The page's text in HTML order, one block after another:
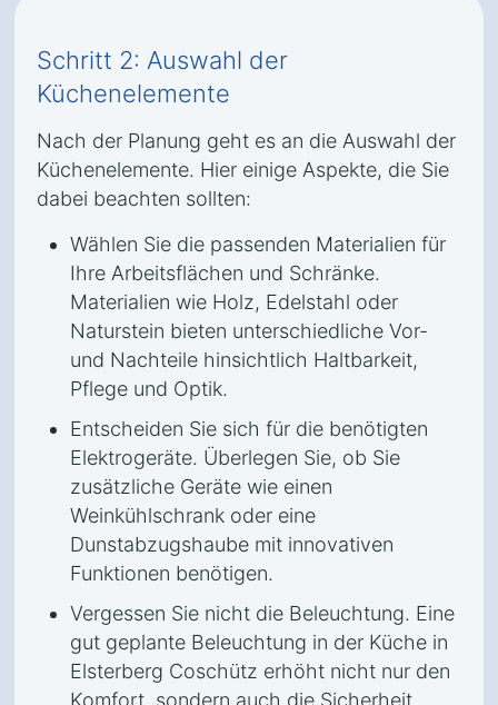
Schritt 2: Auswahl der
Küchenelemente
Nach der Planung geht es an die Auswahl der
Küchenelemente. Hier einige Aspekte, die Sie
dabei beachten sollten:
Wählen Sie die passenden Materialien für
Ihre Arbeitsflächen und Schränke.
Materialien wie Holz, Edelstahl oder
Naturstein bieten unterschiedliche Vor-
und Nachteile hinsichtlich Haltbarkeit,
Pflege und Optik.
Entscheiden Sie sich für die benötigten
Elektrogeräte. Überlegen Sie, ob Sie
zusätzliche Geräte wie einen
Weinkühlschrank oder eine
Dunstabzugshaube mit innovativen
Funktionen benötigen.
Vergessen Sie nicht die Beleuchtung. Eine
gut geplante Beleuchtung in der Küche in
Elsterberg Coschütz erhöht nicht nur den
Komfort, sondern auch die Sicherheit